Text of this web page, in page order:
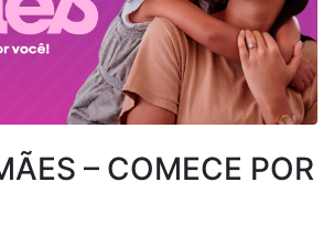
– COMECE POR